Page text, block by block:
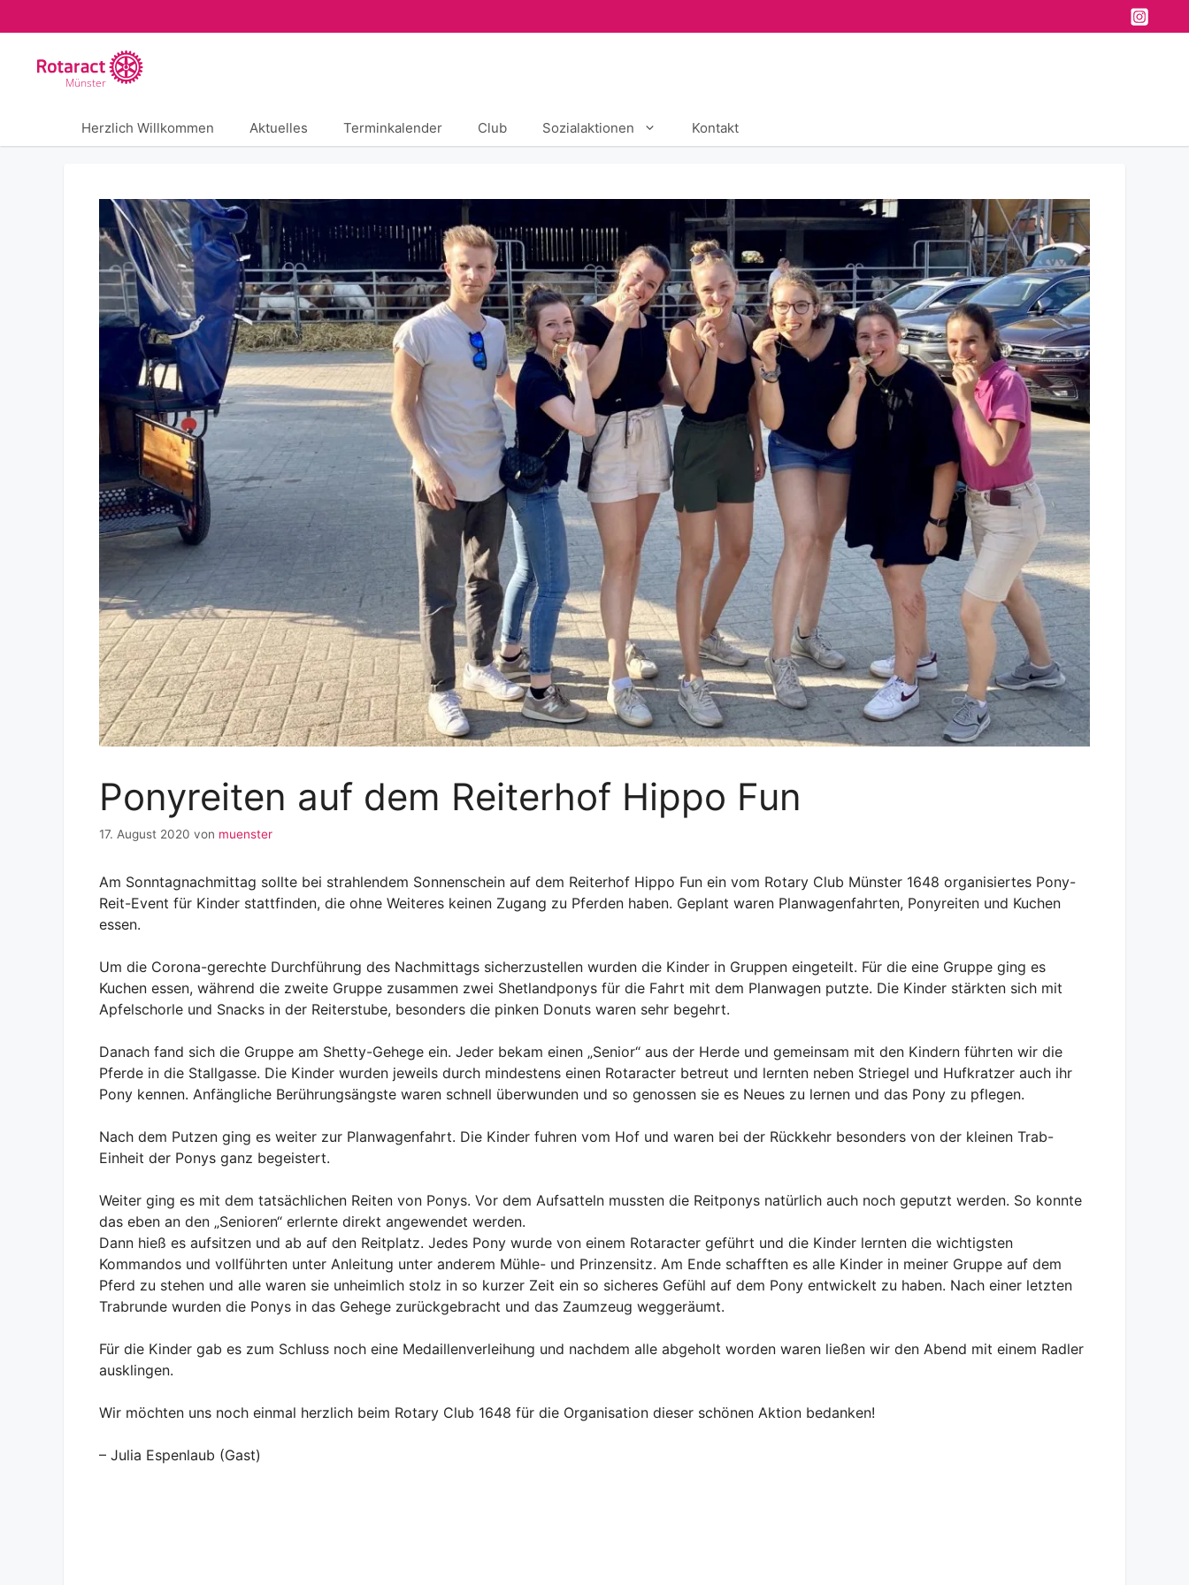
Inhalt
Münster
Herzlich Willkommen Aktuelles Terminkalender Club Sozialaktionen Kontakt
Ponyreiten auf dem Reiterhof Hippo Fun
17. August 2020 von muenster
Am Sonntagnachmittag sollte bei strahlendem Sonnenschein auf dem Reiterhof Hippo Fun ein vom Rotary Club Münster 1648 organisiertes Pony-
Reit-Event für Kinder stattfinden, die ohne Weiteres keinen Zugang zu Pferden haben. Geplant waren Planwagenfahrten, Ponyreiten und Kuchen
essen.
Um die Corona-gerechte Durchführung des Nachmittags sicherzustellen wurden die Kinder in Gruppen eingeteilt. Für die eine Gruppe ging es
Kuchen essen, während die zweite Gruppe zusammen zwei Shetlandponys für die Fahrt mit dem Planwagen putzte. Die Kinder stärkten sich mit
Apfelschorle und Snacks in der Reiterstube, besonders die pinken Donuts waren sehr begehrt.
Danach fand sich die Gruppe am Shetty-Gehege ein. Jeder bekam einen „Senior“ aus der Herde und gemeinsam mit den Kindern führten wir die
Pferde in die Stallgasse. Die Kinder wurden jeweils durch mindestens einen Rotaracter betreut und lernten neben Striegel und Hufkratzer auch ihr
Pony kennen. Anfängliche Berührungsängste waren schnell überwunden und so genossen sie es Neues zu lernen und das Pony zu pflegen.
Nach dem Putzen ging es weiter zur Planwagenfahrt. Die Kinder fuhren vom Hof und waren bei der Rückkehr besonders von der kleinen Trab-
Einheit der Ponys ganz begeistert.
Weiter ging es mit dem tatsächlichen Reiten von Ponys. Vor dem Aufsatteln mussten die Reitponys natürlich auch noch geputzt werden. So konnte
das eben an den „Senioren“ erlernte direkt angewendet werden.
Dann hieß es aufsitzen und ab auf den Reitplatz. Jedes Pony wurde von einem Rotaracter geführt und die Kinder lernten die wichtigsten
Kommandos und vollführten unter Anleitung unter anderem Mühle- und Prinzensitz. Am Ende schafften es alle Kinder in meiner Gruppe auf dem
Pferd zu stehen und alle waren sie unheimlich stolz in so kurzer Zeit ein so sicheres Gefühl auf dem Pony entwickelt zu haben. Nach einer letzten
Trabrunde wurden die Ponys in das Gehege zurückgebracht und das Zaumzeug weggeräumt.
Für die Kinder gab es zum Schluss noch eine Medaillenverleihung und nachdem alle abgeholt worden waren ließen wir den Abend mit einem Radler
ausklingen.
Wir möchten uns noch einmal herzlich beim Rotary Club 1648 für die Organisation dieser schönen Aktion bedanken!
– Julia Espenlaub (Gast)